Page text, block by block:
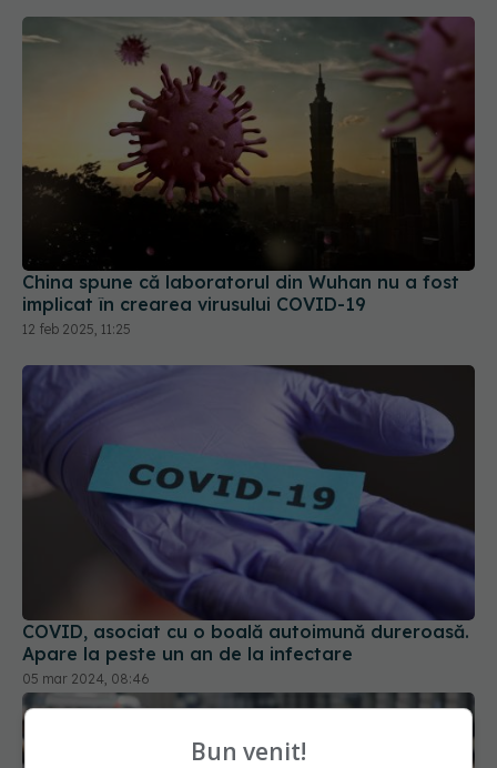
China spune că laboratorul din Wuhan nu a fost
implicat în crearea virusului COVID-19
12 feb 2025, 11:25
COVID, asociat cu o boală autoimună dureroasă.
Apare la peste un an de la infectare
05 mar 2024, 08:46
Bun venit!